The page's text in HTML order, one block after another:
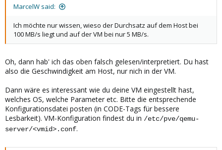
MarcelW said:
Ich möchte nur wissen, wieso der Durchsatz auf dem Host bei
100 MB/s liegt und auf der VM bei nur 5 MB/s.
Oh, dann hab' ich das oben falsch gelesen/interpretiert. Du hast
also die Geschwindigkeit am Host, nur nich in der VM.
Dann wäre es interessant wie du deine VM eingestellt hast,
welches OS, welche Parameter etc. Bitte die entsprechende
Konfigurationsdatei posten (in CODE-Tags für bessere
Lesbarkeit). VM-Konfiguration findest du in /etc/pve/qemu-
server/<vmid>.conf.